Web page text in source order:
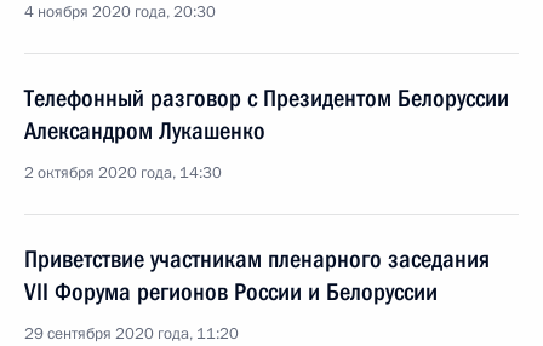
4 ноября 2020 года, 20:30
Телефонный разговор с Президентом Белоруссии
Александром Лукашенко
2 октября 2020 года, 14:30
Приветствие участникам пленарного заседания
VII Форума регионов России и Белоруссии
29 сентября 2020 года, 11:20